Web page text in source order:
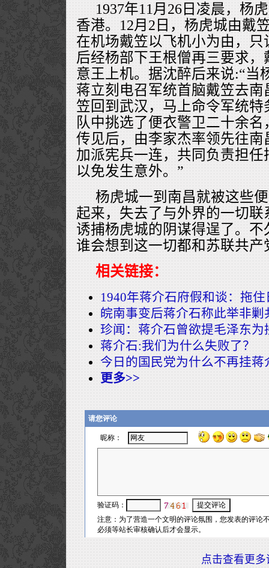
1937年11月26日凌晨，杨
香港。12月2日，杨虎城由戴
在机场戴笠以飞机小为由，
后经杨部下王根僧再三要求
意王上机。据沈醉后来说:“当
蒋立刻电召军统首脑戴笠去
笠回到武汉，马上命令军统
队中挑选了便衣警卫二十余
传见后，由李家杰率领先往
加派宪兵一连，共同负责担
以免发生意外。”
杨虎城一到南昌就被这些
起来，失去了与外界的一切
诱捕杨虎城的阴谋得逞了。
谁会想到这一切都和苏联共
相关链接：
1940年蒋介石府假和谈：拖
皖南事变后蒋介石称此举非
珍闻：蒋介石曾欲提毛泽东为
蒋介石:我们为什么失败了？
今日的国民党为什么不再挂蒋
更多>>
点击查看更多